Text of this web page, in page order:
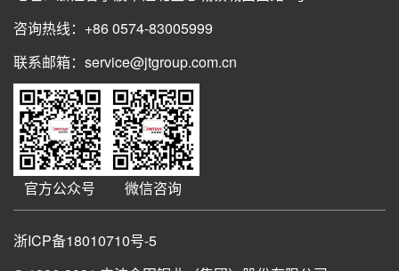
咨询热线：+86 0574-83005999
联系邮箱：service@jtgroup.com.cn
官方公众号 微信咨询
浙ICP备18010710号-5